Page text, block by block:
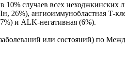
случаев всех
26%), ангиоиммунобластная Т-
и ALK-негативная (6%).
или состояний) по